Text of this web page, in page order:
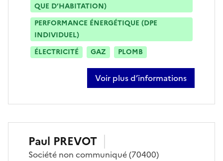
QUE D’HABITATION)
PERFORMANCE ÉNERGÉTIQUE (DPE
INDIVIDUEL)
ÉLECTRICITÉ
GAZ PLOMB
Voir plus d’informations
sur julien perriguey
Paul PREVOT
Société non communiqué(70400)